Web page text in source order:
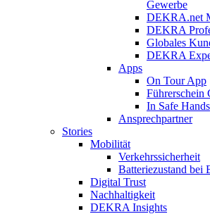
Gewerbe
DEKRA.net
DEKRA
Globales
DEKRA
Apps
On Tour App
Führerschein
In Safe Hands
Ansprechpartner
Stories
Mobilität
Verkehrssicherheit
Batteriezustand bei
Digital Trust
Nachhaltigkeit
DEKRA Insights